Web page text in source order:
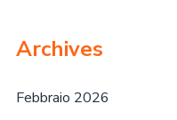
Archives
Febbraio 2026